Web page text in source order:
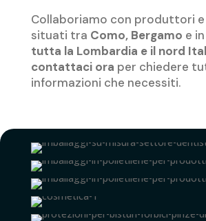
Collaboriamo con produttori
situati tra Como, Bergamo e
tutta la Lombardia e il nord
contattaci ora per chiedere
informazioni che necessiti.